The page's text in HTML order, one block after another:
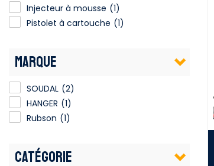
Injecteur à mousse (1)
Pistolet à cartouche (1)
MARQUE
SOUDAL (2)
HANGER (1)
Rubson (1)
CATÉGORIE